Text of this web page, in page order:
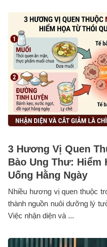
3 Hương Vị Quen
Bào Ung Thư: Hiểm
Uống Hằng Ngày
Nhiều hương vị quen thuộc
thành nguồn nuôi dưỡng lý
Việc nhận diện và ...